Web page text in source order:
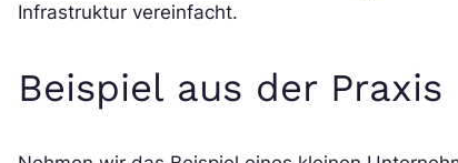
Infrastruktur vereinfacht.
Beispiel aus der Praxis